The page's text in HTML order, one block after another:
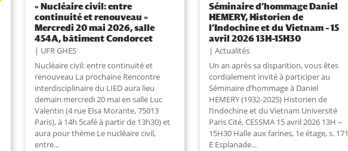
« Nucléaire civil: entre
continuité et renouveau »
Mercredi 20 mai 2026, salle
454A, bâtiment Condorcet
UFR GHES
Nucléaire civil: entre continuité et
renouveau La prochaine Rencontre
interdisciplinaire du LIED aura lieu
demain mercredi 20 mai en salle Luc
Valentin (4 rue Elsa Morante, 75013
Paris), à 14h 5café à partir de 13h30) et
aura pour thème Le nucléaire civil,
entre...
Séminaire d’hommage Daniel
HEMERY, Historien de
l’Indochine et du Vietnam – 15
avril 2026 13H–15H30
Actualités
Un an après sa disparition, vous êtes
cordialement invité à participer au
Séminaire d’hommage à Daniel
HEMERY (1932-2025) Historien de
l’Indochine et du Vietnam Université
Paris Cité, CESSMA 15 avril 2026 13H –
15H30 Halle aux farines, 1e étage, s. 171
E Esplanade...